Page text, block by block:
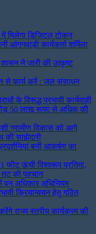
में मिलेगा डिजिटल टोकन
कार्यकर्ता शर्मिला
ने जारी की उत्कृष्ट
से कार्य करें : जल संसाधन
के विरूद्ध प्रभावी कार्यवाही
50 लाख रूपए से अधिक की
ग्रामीण विकास को आगे
की साझेदारी
बनीं आकर्षण का
फीट ऊंची विश्वरूप प्रतिमा,
तट की पहचान
वन अधिकार अधिनियम
क्रियान्वयन हेतु गठित
राज्य स्तरीय कार्यक्रम की